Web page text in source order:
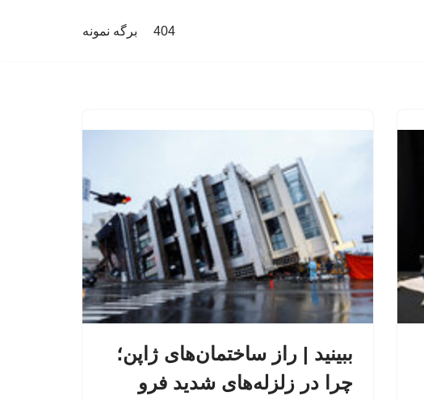
404 برگه نمونه
ببینید | راز ساختمان‌های ژاپن؛
چرا در زلزله‌های شدید فرو